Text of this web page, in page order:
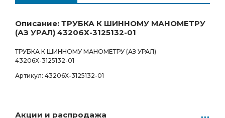
225.00 Р
Описание: ТРУБКА К ШИННОМУ МАНОМЕТРУ
(АЗ УРАЛ) 43206Х-3125132-01
ТРУБКА К ШИННОМУ МАНОМЕТРУ (АЗ УРАЛ)
43206Х-3125132-01
Артикул: 43206Х-3125132-01
Акции и распродажа